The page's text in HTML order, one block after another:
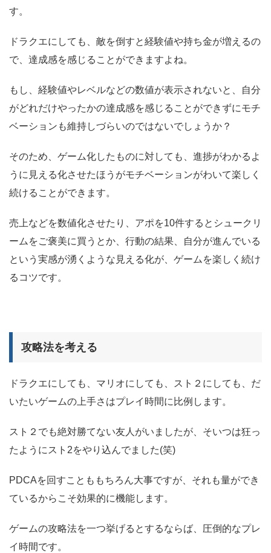
す。
ドラクエにしても、敵を倒すと経験値や持ち金が増えるの
で、達成感を感じることができますよね。
もし、経験値やレベルなどの数値が表示されないと、自分
がどれだけやったかの達成感を感じることができずにモチ
ベーションも維持しづらいのではないでしょうか？
そのため、ゲーム化したものに対しても、進捗がわかるよ
うに見える化させたほうがモチベーションがわいて楽しく
続けることができます。
売上などを数値化させたり、アポを10件するとシュークリ
ームをご褒美に買うとか、行動の結果、自分が進んでいる
という実感が湧くような見える化が、ゲームを楽しく続け
るコツです。
攻略法を考える
ドラクエにしても、マリオにしても、スト２にしても、だ
いたいゲームの上手さはプレイ時間に比例します。
スト２でも絶対勝てない友人がいましたが、そいつは狂っ
たようにスト2をやり込んでました(笑)
PDCAを回すことももちろん大事ですが、それも量ができ
ているからこそ効果的に機能します。
ゲームの攻略法を一つ挙げるとするならば、圧倒的なプレ
イ時間です。